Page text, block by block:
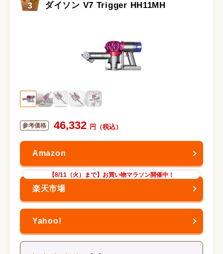
3 ダイソン V7 Trigger HH11MH
46,332
【8/11（火）まで】お買い物マラソン開催中！